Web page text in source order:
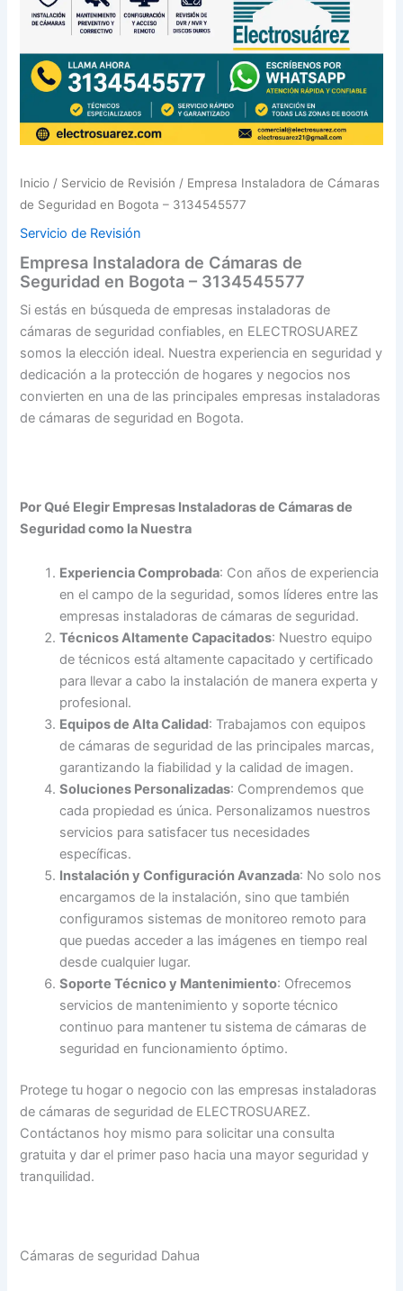
Inicio / Servicio de Revisión / Empresa Instaladora de Cámaras
de Seguridad en Bogota – 3134545577
Servicio de Revisión
Empresa Instaladora de Cámaras de
Seguridad en Bogota – 3134545577
Si estás en búsqueda de empresas instaladoras de
cámaras de seguridad confiables, en ELECTROSUAREZ
somos la elección ideal. Nuestra experiencia en seguridad y
dedicación a la protección de hogares y negocios nos
convierten en una de las principales empresas instaladoras
de cámaras de seguridad en Bogota.
Por Qué Elegir Empresas Instaladoras de Cámaras de
Seguridad como la Nuestra
Experiencia Comprobada: Con años de experiencia
en el campo de la seguridad, somos líderes entre las
empresas instaladoras de cámaras de seguridad.
Técnicos Altamente Capacitados: Nuestro equipo
de técnicos está altamente capacitado y certificado
para llevar a cabo la instalación de manera experta y
profesional.
Equipos de Alta Calidad: Trabajamos con equipos
de cámaras de seguridad de las principales marcas,
garantizando la fiabilidad y la calidad de imagen.
Soluciones Personalizadas: Comprendemos que
cada propiedad es única. Personalizamos nuestros
servicios para satisfacer tus necesidades
específicas.
Instalación y Configuración Avanzada: No solo nos
encargamos de la instalación, sino que también
configuramos sistemas de monitoreo remoto para
que puedas acceder a las imágenes en tiempo real
desde cualquier lugar.
Soporte Técnico y Mantenimiento: Ofrecemos
servicios de mantenimiento y soporte técnico
continuo para mantener tu sistema de cámaras de
seguridad en funcionamiento óptimo.
Protege tu hogar o negocio con las empresas instaladoras
de cámaras de seguridad de ELECTROSUAREZ.
Contáctanos hoy mismo para solicitar una consulta
gratuita y dar el primer paso hacia una mayor seguridad y
tranquilidad.
Cámaras de seguridad Dahua